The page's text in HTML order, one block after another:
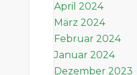
April 2024
März 2024
Februar 2024
Januar 2024
Dezember 2023